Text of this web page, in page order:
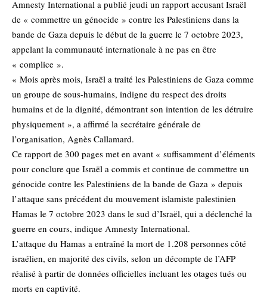
Amnesty International a publié jeudi un rapport accusant Israël
de « commettre un génocide » contre les Palestiniens dans la
bande de Gaza depuis le début de la guerre le 7 octobre 2023,
appelant la communauté internationale à ne pas en être
« complice ».
« Mois après mois, Israël a traité les Palestiniens de Gaza comme
un groupe de sous-humains, indigne du respect des droits
humains et de la dignité, démontrant son intention de les détruire
physiquement », a affirmé la secrétaire générale de
l’organisation, Agnès Callamard.
Ce rapport de 300 pages met en avant « suffisamment d’éléments
pour conclure que Israël a commis et continue de commettre un
génocide contre les Palestiniens de la bande de Gaza » depuis
l’attaque sans précédent du mouvement islamiste palestinien
Hamas le 7 octobre 2023 dans le sud d’Israël, qui a déclenché la
guerre en cours, indique Amnesty International.
L’attaque du Hamas a entraîné la mort de 1.208 personnes côté
israélien, en majorité des civils, selon un décompte de l’AFP
réalisé à partir de données officielles incluant les otages tués ou
morts en captivité.